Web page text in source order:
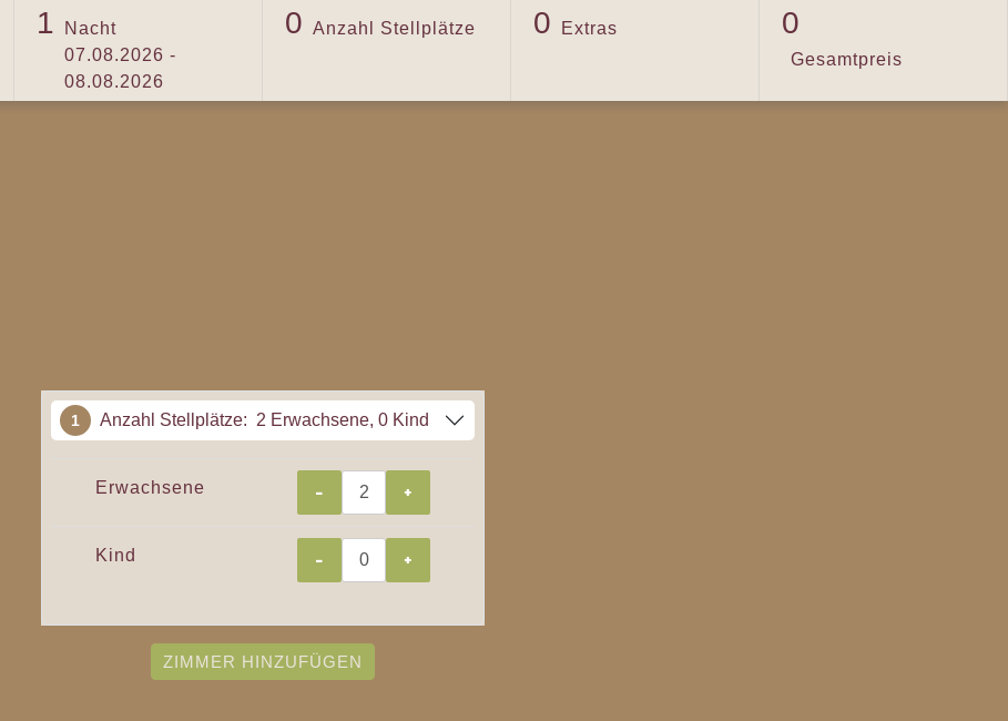
1
Nacht
07.08.2026 -
08.08.2026
0 Anzahl Stellplätze 0 Extras 0
Gesamtpreis
1 Anzahl Stellplätze: 2 Erwachsene, 0 Kind
Erwachsene - +
Kind - +
ZIMMER HINZUFÜGEN